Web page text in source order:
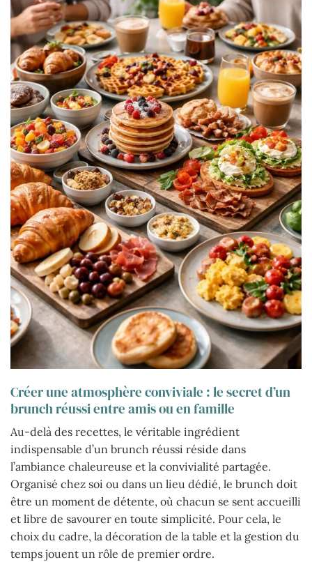
Créer une atmosphère conviviale : le secret d’un
brunch réussi entre amis ou en famille
Au-delà des recettes, le véritable ingrédient
indispensable d’un brunch réussi réside dans
l’ambiance chaleureuse et la convivialité partagée.
Organisé chez soi ou dans un lieu dédié, le brunch doit
être un moment de détente, où chacun se sent accueilli
et libre de savourer en toute simplicité. Pour cela, le
choix du cadre, la décoration de la table et la gestion du
temps jouent un rôle de premier ordre.